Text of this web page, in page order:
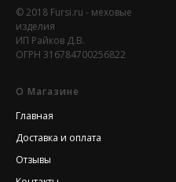
© 2018 Fursi.ru - меховые
изделия
ИП Райков Д.В.
ОГРН 316784700256822
О Магазине
Главная
Доставка и оплата
Отзывы